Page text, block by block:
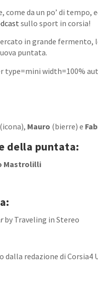
come da un po’ di
sullo sport in corsia!
in grande fermento,
puntata.
type=mini width=100%
(icona), Mauro (bierre) e
della puntata:
Mastrolilli
by Traveling in Stereo
dalla redazione di Corsia4